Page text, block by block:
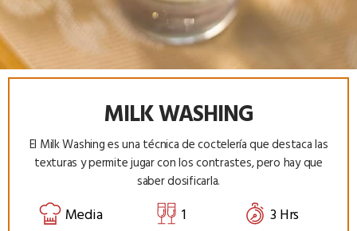
MILK WASHING
El Milk Washing es una técnica de coctelería que destaca las
texturas y permite jugar con los contrastes, pero hay que
saber dosificarla.
Media 1
3 Hrs